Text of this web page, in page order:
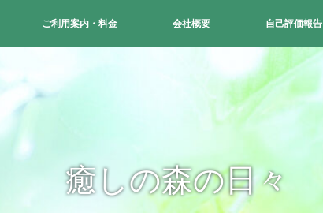
ご利用案内・料金 会社概要 自己評価報告
癒しの森の日々